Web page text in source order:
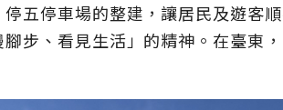
五停車場的整建，讓居民及遊客
步、看見生活」的精神。在臺東